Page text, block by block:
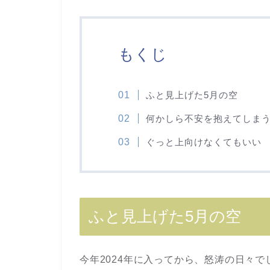
もくじ
ふと見上げた5月の空
何かしら不安を抱えてしま
ぐっと上向けなくてもいい
ふと見上げた5月の空
今年2024年に入ってから、怒涛の日々で